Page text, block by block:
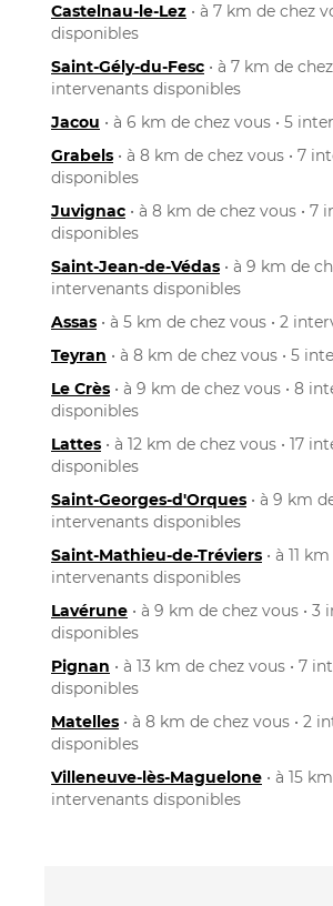
Castelnau-le-Lez • à 7 km de chez
disponibles
Saint-Gély-du-Fesc • à 7 km de
intervenants disponibles
Jacou • à 6 km de chez vous • 5
Grabels • à 8 km de chez vous • 7
disponibles
Juvignac • à 8 km de chez vous • 7
disponibles
Saint-Jean-de-Védas • à 9 km de
intervenants disponibles
Assas • à 5 km de chez vous • 2
Teyran • à 8 km de chez vous • 5
Le Crès • à 9 km de chez vous • 8
disponibles
Lattes • à 12 km de chez vous • 17
disponibles
Saint-Georges-d'Orques • à 9 km
intervenants disponibles
Saint-Mathieu-de-Tréviers • à 11
intervenants disponibles
Lavérune • à 9 km de chez vous • 3
disponibles
Pignan • à 13 km de chez vous • 7
disponibles
Matelles • à 8 km de chez vous • 2
disponibles
Villeneuve-lès-Maguelone • à 15
intervenants disponibles